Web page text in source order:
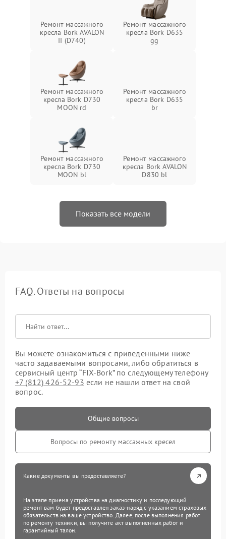
Ремонт массажного
кресла Bork AVALON
II (D740)
Ремонт массажного
кресла Bork D635
gg
Ремонт массажного
кресла Bork D730
MOON rd
Ремонт массажного
кресла Bork D635
br
Ремонт массажного
кресла Bork D730
MOON bl
Ремонт массажного
кресла Bork AVALON
D830 bl
Показать все модели
FAQ. Ответы на вопросы
Вы можете ознакомиться с приведенными ниже
часто задаваемыми вопросами, либо обратиться в
сервисный центр “FIX-Bork” по следующему телефону
+7 (812) 426-52-93 если не нашли ответ на свой
вопрос.
Общие вопросы
Вопросы по ремонту массажных кресел
Какие документы вы предоставляете?
На этапе приема устройства на диагностику и последующий
ремонт вам будет предоставлен заказ-наряд с указанием страховых
обязательств на ваше устройство. Далее, после выполнения работ
по ремонту техники, вы получите акт выполненных работ и
гарантийный талон.